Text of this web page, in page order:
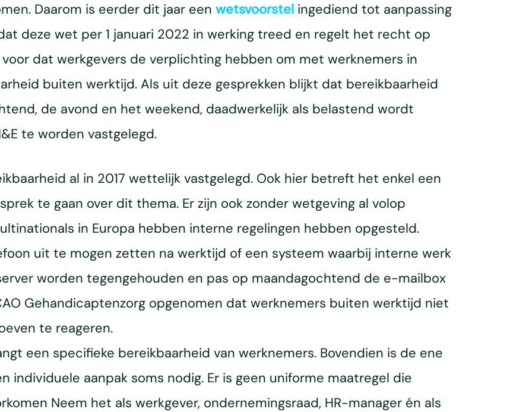
Daarom is eerder dit jaar een wetsvoorstelingediend tot aanpassing
deze wet per 1 januari 2022 in werking treed en regelt het recht op
dat werkgevers de verplichting hebben om met werknemers in
buiten werktijd. Als uit deze gesprekken blijkt dat bereikbaarheid
de avond en het weekend, daadwerkelijk als belastend wordt
te worden vastgelegd.
al in 2017 wettelijk vastgelegd. Ook hier betreft het enkel een
te gaan over dit thema. Er zijn ook zonder wetgeving al volop
in Europa hebben interne regelingen hebben opgesteld.
uit te mogen zetten na werktijd of een systeem waarbij interne werk
worden tegengehouden en pas op maandagochtend de e-mailbox
Gehandicaptenzorg opgenomen dat werknemers buiten werktijd niet
te reageren.
een specifieke bereikbaarheid van werknemers. Bovendien is de ene
individuele aanpak soms nodig. Er is geen uniforme maatregel die
Neem het als werkgever, ondernemingsraad, HR-manager én als